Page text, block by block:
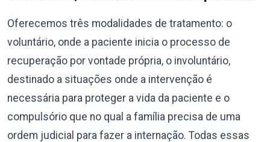
Oferecemos três modalidades de tratamento: o
voluntário, onde a paciente inicia o processo de
recuperação por vontade própria, o involuntário,
destinado a situações onde a intervenção é
necessária para proteger a vida da paciente e o
compulsório que no qual a família precisa de uma
ordem judicial para fazer a internação. Todas essas